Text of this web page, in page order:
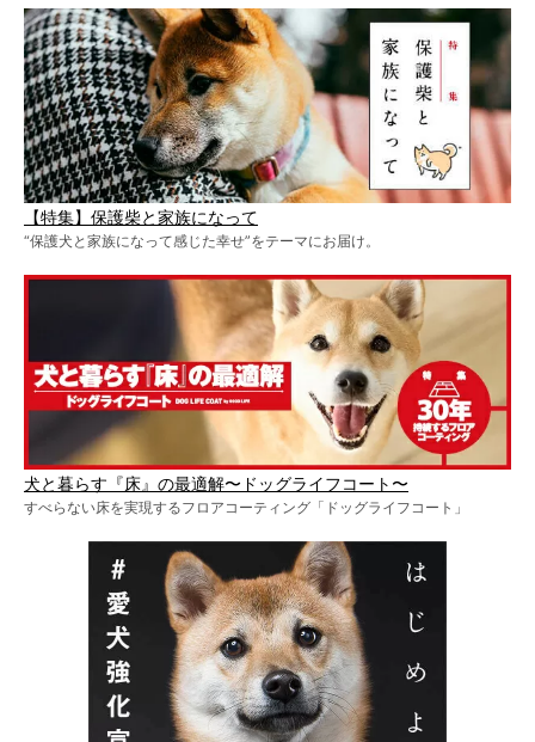
【特集】保護柴と家族になって
“保護犬と家族になって感じた幸せ”をテーマにお届け。
犬と暮らす『床』の最適解〜ドッグライフコート〜
すべらない床を実現するフロアコーティング「ドッグライフコート」